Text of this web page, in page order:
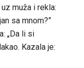
muža i rekla:
sa mnom?”
„Da li si
Kazala je: